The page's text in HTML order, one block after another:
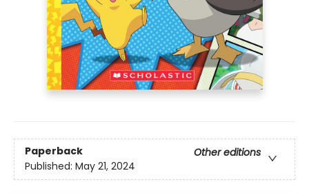
Paperback
Other editions
Published: May 21, 2024